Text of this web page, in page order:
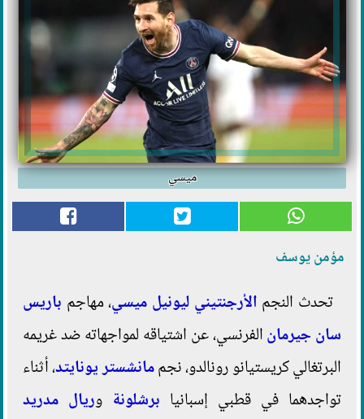
ميسي
مؤمن يوسف
تحدث النجم الأرجنتيني ليونيل ميسي، مهاجم باريس
سان جيرمانالفرنسي، عن اشتياقه لمواجهاته ضد غريمه
البرتغالي كريستيانو رونالدو، نجممانشستر يونايتد، أثناء
تواجدهما في قطبي إسبانيا برشلونة وريال مدريد